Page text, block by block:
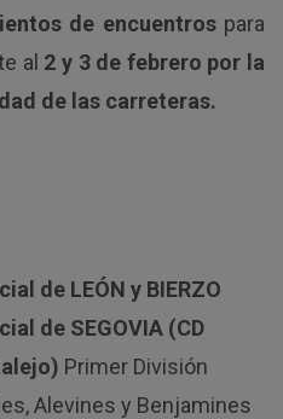
de encuentrospara
al 2 y 3 de febrero por la
de las carreteras.
de LEÓN y BIERZO
de SEGOVIA (CD
Primer División
Alevines y Benjamines